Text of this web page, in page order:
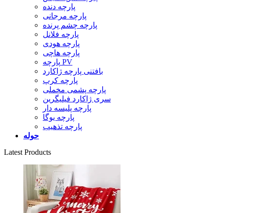
پارچه دنده
پارچه مرجانی
پارچه چشم پرنده
پارچه فلانل
پارچه هودی
پارچه هاچی
پارچه PV
بافتنی پارچه ژاکارد
پارچه کرپ
پارچه پشمی مخملی
سری ژاکارد فیلیگرین
پارچه پلیسه دار
پارچه یوگا
پارچه تذهیب
حوله
Latest Products